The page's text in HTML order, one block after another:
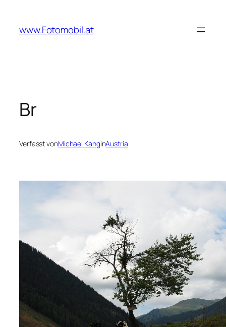
springen
www.Fotomobil.at
Br
Verfasst vonMichael KanginAustria